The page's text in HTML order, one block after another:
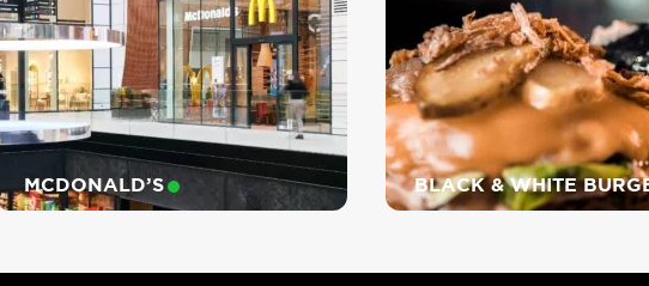
MIMI MIA PIZZERIA
TENSHI
MCDONALD’S BLACK & WHITE